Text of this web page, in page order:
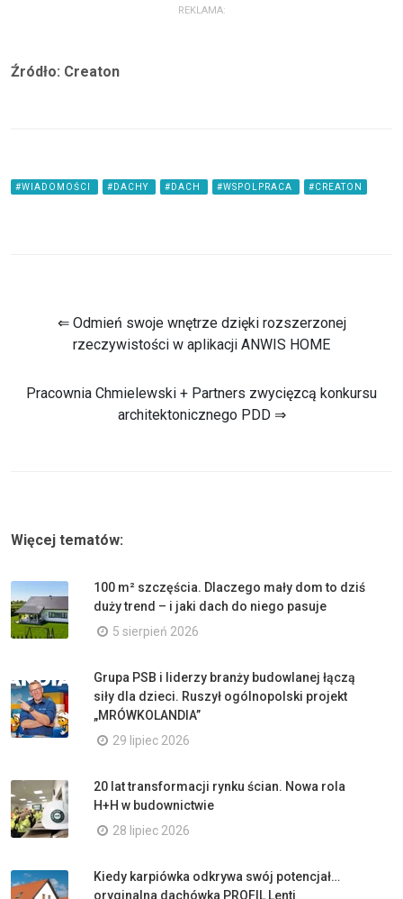
REKLAMA:
Źródło: Creaton
#WIADOMOŚCI #DACHY #DACH #WSPOLPRACA #CREATON
⇐ Odmień swoje wnętrze dzięki rozszerzonej
rzeczywistości w aplikacji ANWIS HOME
Pracownia Chmielewski + Partners zwycięzcą konkursu
architektonicznego PDD ⇒
Więcej tematów:
100 m² szczęścia. Dlaczego mały dom to dziś
duży trend – i jaki dach do niego pasuje
5 sierpień 2026
Grupa PSB i liderzy branży budowlanej łączą
siły dla dzieci. Ruszył ogólnopolski projekt
„MRÓWKOLANDIA”
29 lipiec 2026
20 lat transformacji rynku ścian. Nowa rola
H+H w budownictwie
28 lipiec 2026
Kiedy karpiówka odkrywa swój potencjał…
oryginalna dachówka PROFIL Lenti